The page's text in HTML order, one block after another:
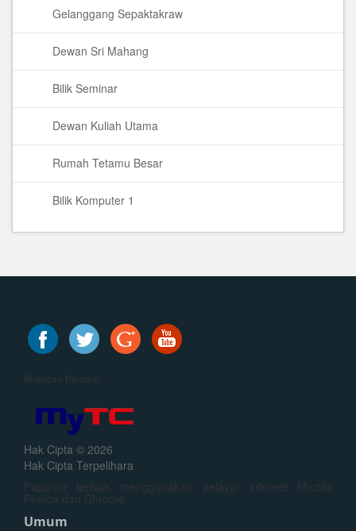
Gelanggang Sepaktakraw
Dewan Sri Mahang
Bilik Seminar
Dewan Kuliah Utama
Rumah Tetamu Besar
Bilik Komputer 1
Bilangan Pelawat
Hak Cipta © 2026
Hak Cipta Terpelihara
Paparan terbaik menggunakan pelayar internet Mozilla
Firefox dan Chrome
Umum